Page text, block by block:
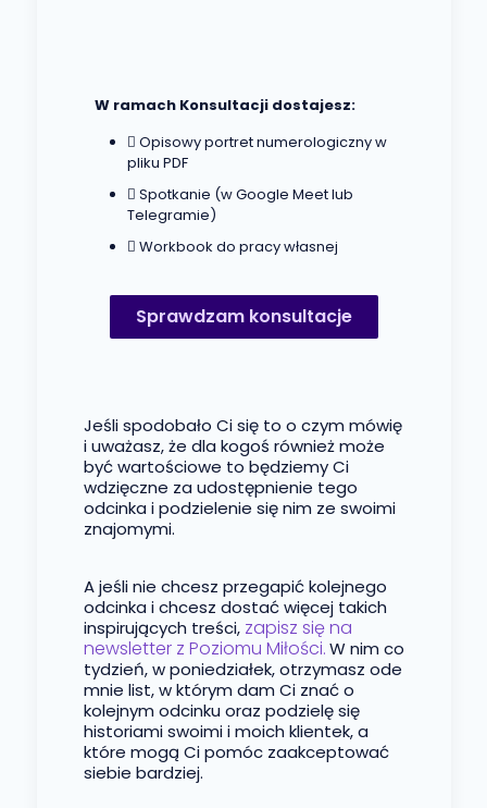
W ramach Konsultacji dostajesz:
Opisowy portret numerologiczny w
pliku PDF
Spotkanie (w Google Meet lub
Telegramie)
Workbook do pracy własnej
Sprawdzam konsultacje
Jeśli spodobało Ci się to o czym mówię
i uważasz, że dla kogoś również może
być wartościowe to będziemy Ci
wdzięczne za udostępnienie tego
odcinka i podzielenie się nim ze swoimi
znajomymi.
A jeśli nie chcesz przegapić kolejnego
odcinka i chcesz dostać więcej takich
inspirujących treści, zapisz się na
newsletter z Poziomu Miłości.W nim co
tydzień, w poniedziałek, otrzymasz ode
mnie list, w którym dam Ci znać o
kolejnym odcinku oraz podzielę się
historiami swoimi i moich klientek, a
które mogą Ci pomóc zaakceptować
siebie bardziej.